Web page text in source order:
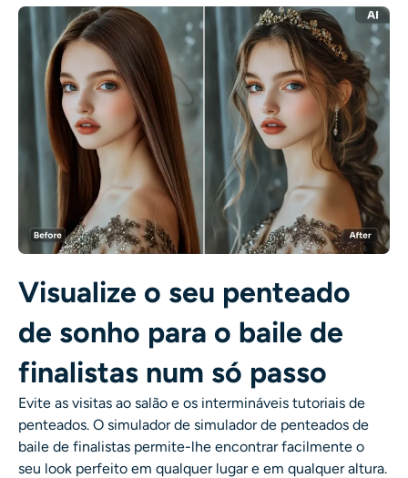
Visualize o seu penteado
de sonho para o baile de
finalistas num só passo
Evite as visitas ao salão e os intermináveis tutoriais de
penteados. O simulador de simulador de penteados de
baile de finalistas permite-lhe encontrar facilmente o
seu look perfeito em qualquer lugar e em qualquer altura.